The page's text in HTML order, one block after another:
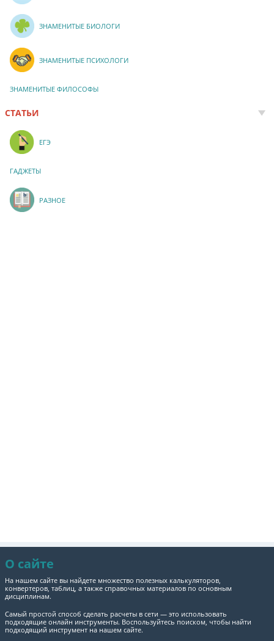
ЗНАМЕНИТЫЕ БИОЛОГИ
ЗНАМЕНИТЫЕ ПСИХОЛОГИ
ЗНАМЕНИТЫЕ ФИЛОСОФЫ
СТАТЬИ
ЕГЭ
ГАДЖЕТЫ
РАЗНОЕ
О сайте
На нашем сайте вы найдете множество полезных калькуляторов,
конвертеров, таблиц, а также справочных материалов по основным
дисциплинам.
Самый простой способ сделать расчеты в сети — это использовать
подходящие онлайн инструменты. Воспользуйтесь поиском, чтобы найти
подходящий инструмент на нашем сайте.